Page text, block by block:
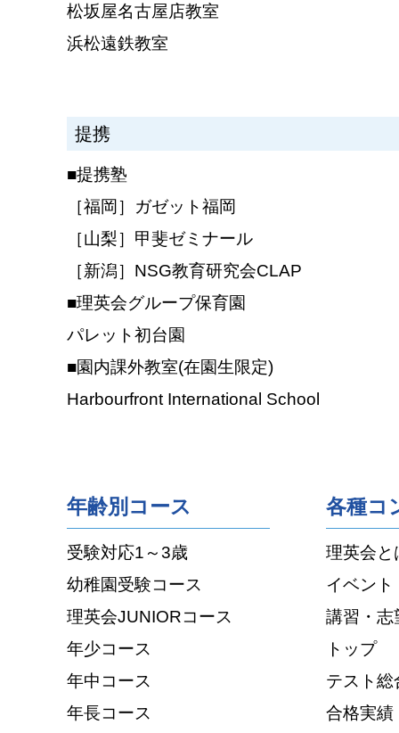
松坂屋名古屋店教室
浜松遠鉄教室
提携
■提携塾
［福岡］ガゼット福岡
［山梨］甲斐ゼミナール
［新潟］NSG教育研究会CLAP
■理英会グループ保育園
パレット初台園
■園内課外教室(在園生限定)
Harbourfront International School
年齢別コース
受験対応1～3歳
幼稚園受験コース
理英会JUNIORコース
年少コース
年中コース
年長コース
各種コ
理英会と
イベント
講習・志
トップ
テスト総
合格実績